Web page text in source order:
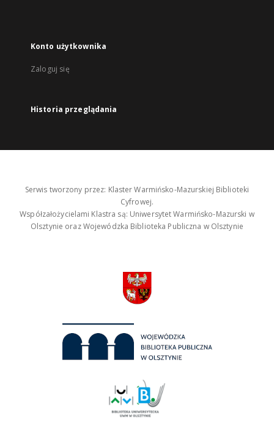
Konto użytkownika
Zaloguj się
Historia przeglądania
Serwis tworzony przez: Klaster Warmińsko-Mazurskiej Biblioteki
Cyfrowej.
Współzałożycielami Klastra są: Uniwersytet Warmińsko-Mazurski w
Olsztynie oraz Wojewódzka Biblioteka Publiczna w Olsztynie